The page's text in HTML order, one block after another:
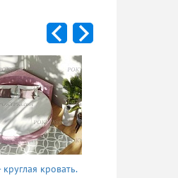
кровать.